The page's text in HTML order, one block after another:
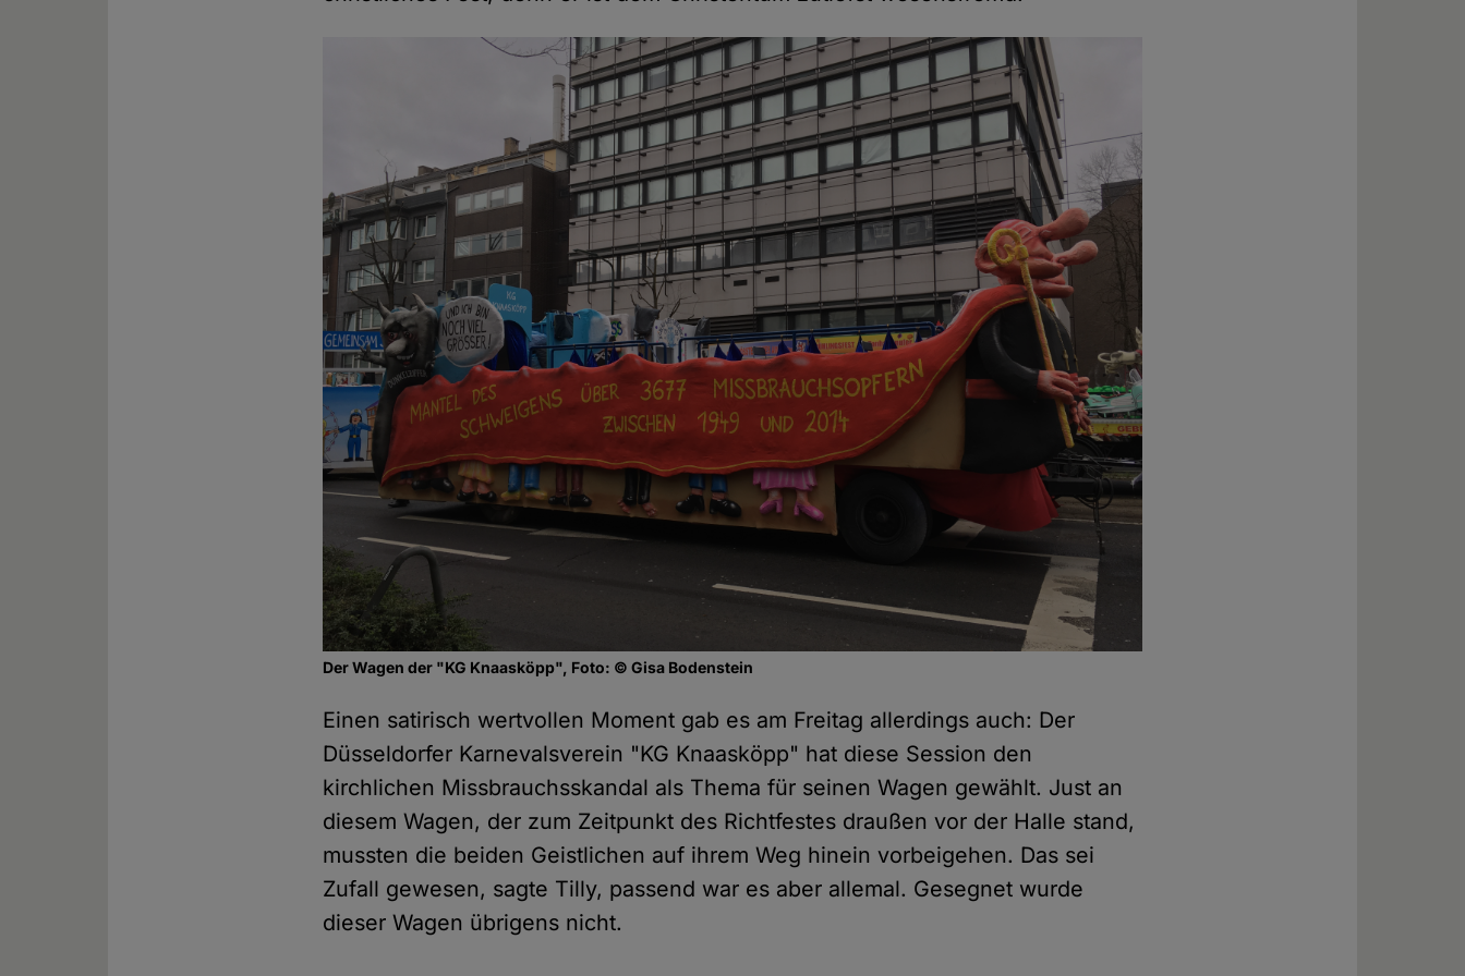
Der Wagen der "KG Knaasköpp", Foto: © Gisa Bodenstein
Einen satirisch wertvollen Moment gab es am Freitag allerdings auch: Der
Düsseldorfer Karnevalsverein "KG Knaasköpp" hat diese Session den
kirchlichen Missbrauchsskandal als Thema für seinen Wagen gewählt. Just an
diesem Wagen, der zum Zeitpunkt des Richtfestes draußen vor der Halle stand,
mussten die beiden Geistlichen auf ihrem Weg hinein vorbeigehen. Das sei
Zufall gewesen, sagte Tilly, passend war es aber allemal. Gesegnet wurde
dieser Wagen übrigens nicht.